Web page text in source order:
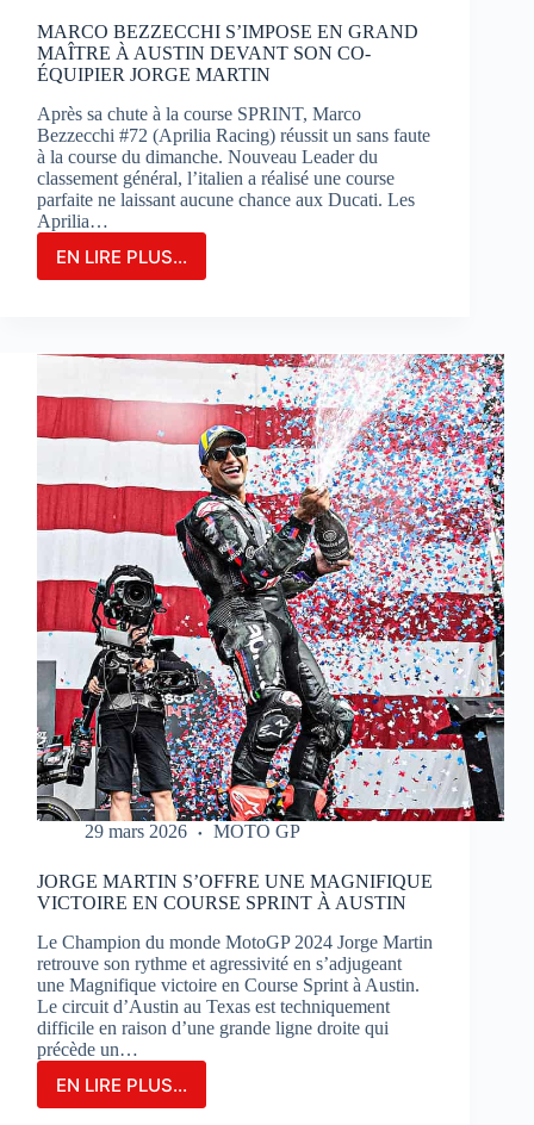
MARCO BEZZECCHI S’IMPOSE EN GRAND
MAÎTRE À AUSTIN DEVANT SON CO-
ÉQUIPIER JORGE MARTIN
Après sa chute à la course SPRINT, Marco
Bezzecchi #72 (Aprilia Racing) réussit un sans faute
à la course du dimanche. Nouveau Leader du
classement général, l’italien a réalisé une course
parfaite ne laissant aucune chance aux Ducati. Les
Aprilia…
EN LIRE PLUS...
MARCO
GRAND
À
AUSTIN
DEVANT
CO-
ÉQUIPIER
JORGE
MARTIN
29 mars 2026 MOTO GP
JORGE MARTIN S’OFFRE UNE MAGNIFIQUE
VICTOIRE EN COURSE SPRINT À AUSTIN
Le Champion du monde MotoGP 2024 Jorge Martin
retrouve son rythme et agressivité en s’adjugeant
une Magnifique victoire en Course Sprint à Austin.
Le circuit d’Austin au Texas est techniquement
difficile en raison d’une grande ligne droite qui
précède un…
EN LIRE PLUS...
JORGE